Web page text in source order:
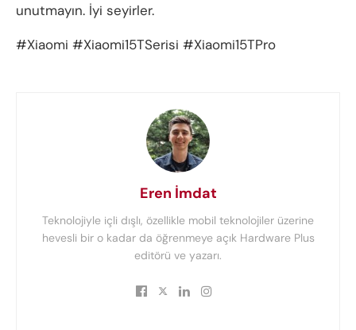
unutmayın. İyi seyirler.
#Xiaomi #Xiaomi15TSerisi #Xiaomi15TPro
Eren İmdat
Teknolojiyle içli dışlı, özellikle mobil teknolojiler üzerine
hevesli bir o kadar da öğrenmeye açık Hardware Plus
editörü ve yazarı.